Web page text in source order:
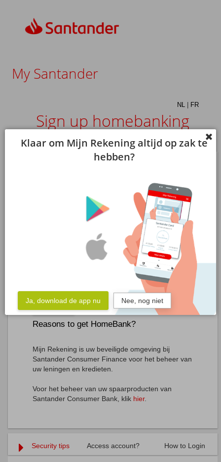
My Santander
NL| FR
Sign up homebanking
Trouble logging in?
Reasons to get HomeBank?
Mijn Rekening is uw beveiligde omgeving bij
Santander Consumer Finance voor het beheer van
uw leningen en kredieten.
Voor het beheer van uw spaarproducten van
Santander Consumer Bank, klik hier.
Security tips Access account? How to Login